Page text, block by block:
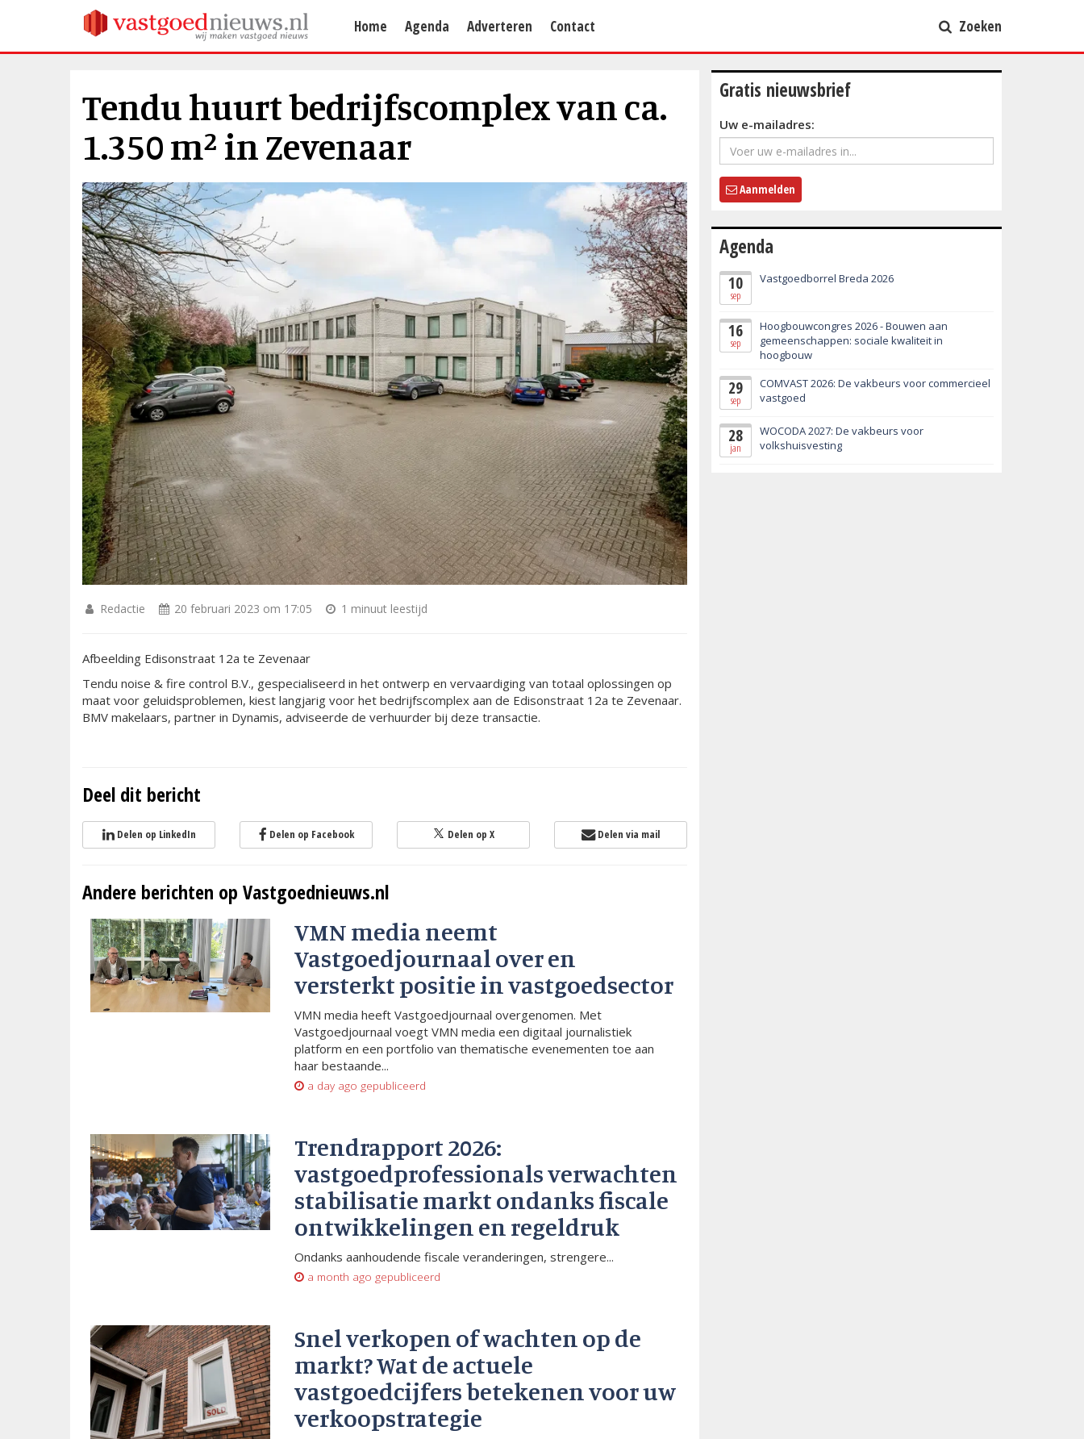
Home Agenda Adverteren Contact Zoeken
Tendu huurt bedrijfscomplex van ca.
1.350 m² in Zevenaar
Redactie 20 februari 2023 om 17:05 1 minuut leestijd
Afbeelding Edisonstraat 12a te Zevenaar
Tendu noise & fire control B.V., gespecialiseerd in het ontwerp en vervaardiging van totaal oplossingen op
maat voor geluidsproblemen, kiest langjarig voor het bedrijfscomplex aan de Edisonstraat 12a te Zevenaar.
BMV makelaars, partner in Dynamis, adviseerde de verhuurder bij deze transactie.
Deel dit bericht
Delen op LinkedIn Delen op Facebook Delen op X Delen via mail
Andere berichten op Vastgoednieuws.nl
VMN media neemt
Vastgoedjournaal over en
versterkt positie in vastgoedsector
VMN media heeft Vastgoedjournaal overgenomen. Met
Vastgoedjournaal voegt VMN media een digitaal journalistiek
platform en een portfolio van thematische evenementen toe aan
haar bestaande...
a day ago gepubliceerd
Trendrapport 2026:
vastgoedprofessionals verwachten
stabilisatie markt ondanks fiscale
ontwikkelingen en regeldruk
Ondanks aanhoudende fiscale veranderingen, strengere...
a month ago gepubliceerd
Snel verkopen of wachten op de
markt? Wat de actuele
vastgoedcijfers betekenen voor uw
verkoopstrategie
Gratis nieuwsbrief
Uw e-mailadres:
Aanmelden
Agenda
10
sep
Vastgoedborrel Breda 2026
16
sep
Hoogbouwcongres 2026 - Bouwen aan
gemeenschappen: sociale kwaliteit in
hoogbouw
29
sep
COMVAST 2026: De vakbeurs voor commercieel
vastgoed
28
jan
WOCODA 2027: De vakbeurs voor
volkshuisvesting